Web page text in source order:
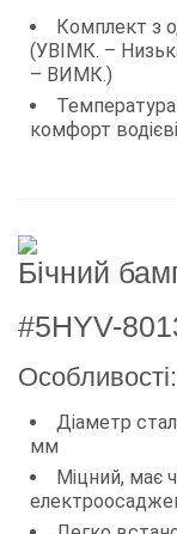
Комплект з
(УВІМК. –
– ВИМК.)
Температура
комфорт
Бічний
#5HYV-
Особливості:
Діаметр
мм
Міцний, має